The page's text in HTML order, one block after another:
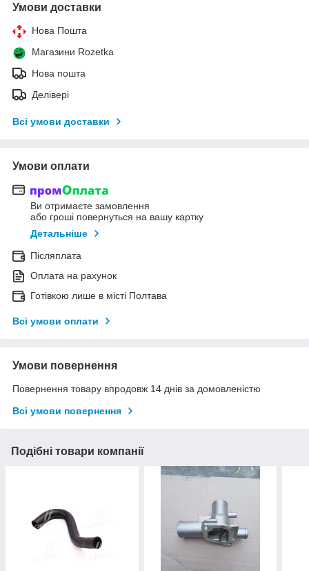
Умови доставки
Нова Пошта
Магазини Rozetka
Нова пошта
Делівері
Всі умови доставки
Умови оплати
Ви отримаєте замовлення
або гроші повернуться на вашу картку
Детальніше
Післяплата
Оплата на рахунок
Готівкою лише в місті Полтава
Всі умови оплати
Умови повернення
Повернення товару впродовж 14 днів за домовленістю
Всі умови повернення
Подібні товари компанії